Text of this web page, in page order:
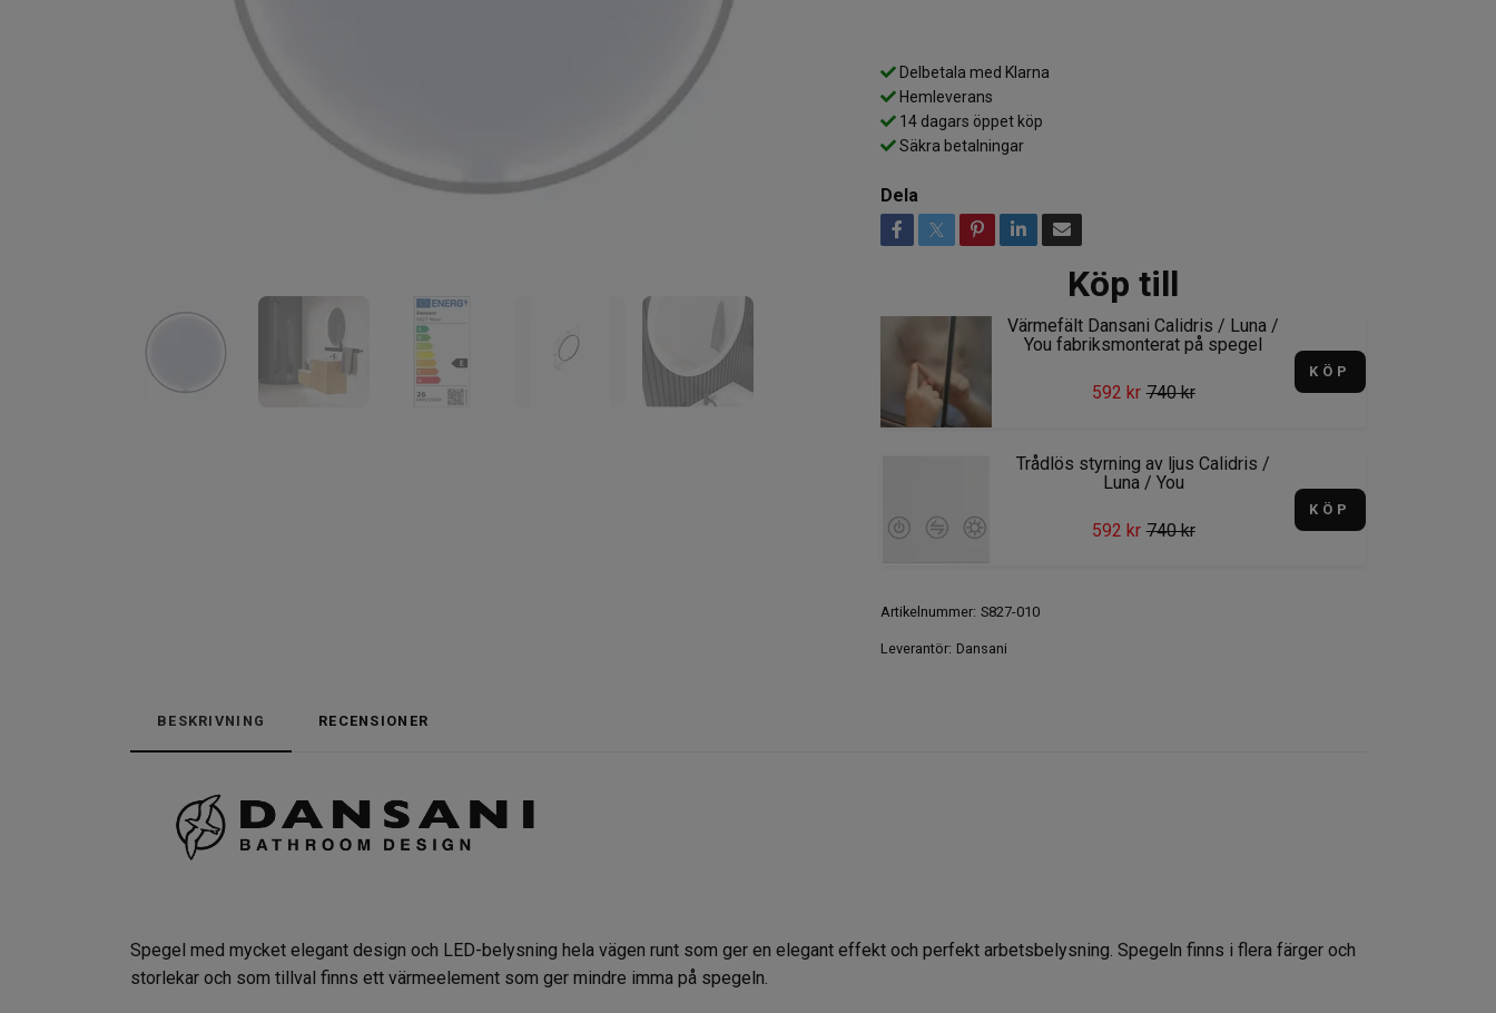
Delbetala med Klarna
Hemleverans
14 dagars öppet köp
Säkra betalningar
Dela
Köp till
Värmefält Dansani Calidris / Luna /
You fabriksmonterat på spegel
592 kr 740 kr
KÖP
Trådlös styrning av ljus Calidris /
Luna / You
592 kr 740 kr
KÖP
Artikelnummer: S827-010
Leverantör: Dansani
BESKRIVNING RECENSIONER
Spegel med mycket elegant design och LED-belysning hela vägen runt som ger en elegant effekt och perfekt arbetsbelysning. Spegeln finns i flera färger och
storlekar och som tillval finns ett värmeelement som ger mindre imma på spegeln.